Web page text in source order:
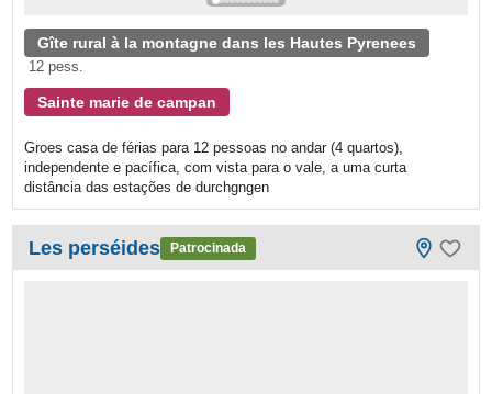
Gîte rural à la montagne dans les Hautes Pyrenees
12 pess.
Sainte marie de campan
Groes casa de férias para 12 pessoas no andar (4 quartos),
independente e pacífica, com vista para o vale, a uma curta
distância das estações de durchgngen
Les perséides Patrocinada